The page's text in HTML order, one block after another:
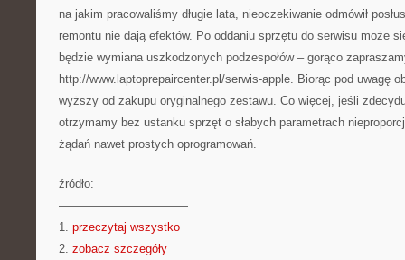
na jakim pracowaliśmy długie lata, nieoczekiwanie odmówił
remontu nie dają efektów. Po oddaniu sprzętu do serwisu może
będzie wymiana uszkodzonych podzespołów – gorąco
http://www.laptoprepaircenter.pl/serwis-apple. Biorąc pod uwagę
wyższy od zakupu oryginalnego zestawu. Co więcej, jeśli
otrzymamy bez ustanku sprzęt o słabych parametrach
żądań nawet prostych oprogramowań.
źródło:
———————————
1. przeczytaj wszystko
2. zobacz szczegóły